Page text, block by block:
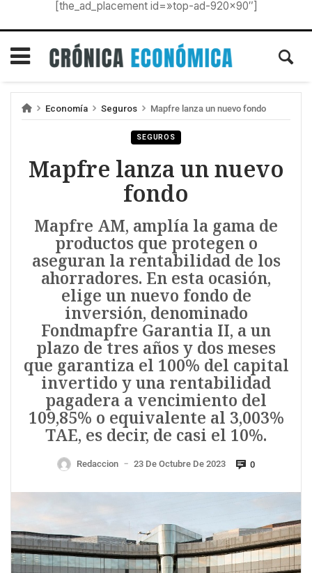
[the_ad_placement id=»top-ad-920×90″]
Economía Seguros Mapfre lanza un nuevo fondo
SEGUROS
Mapfre lanza un nuevo
fondo
Mapfre AM, amplía la gama de
productos que protegen o
aseguran la rentabilidad de los
ahorradores. En esta ocasión,
elige un nuevo fondo de
inversión, denominado
Fondmapfre Garantia II, a un
plazo de tres años y dos meses
que garantiza el 100% del capital
invertido y una rentabilidad
pagadera a vencimiento del
109,85% o equivalente al 3,003%
TAE, es decir, de casi el 10%.
Redaccion — 23 De Octubre De 2023 0